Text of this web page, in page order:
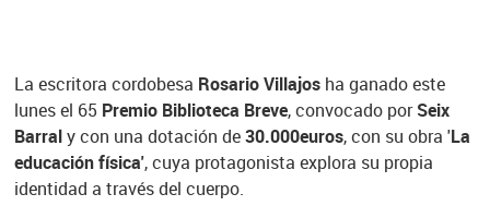
La escritora cordobesa Rosario Villajosha ganado este
lunes el 65 Premio Biblioteca Breve, convocado porSeix
Barraly con una dotación de30.000euros, con su obra 'La
educación física', cuya protagonista explora su propia
identidad a través del cuerpo.